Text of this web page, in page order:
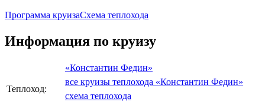
Программа круизаСхема теплохода
Информация по круизу
Теплоход:
«Константин Федин»
все круизы теплохода «Константин Федин»
схема теплохода